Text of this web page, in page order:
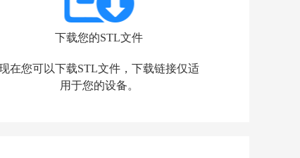
下载您的STL文件
在您可以下载STL文件，下载链接仅适
用于您的设备。